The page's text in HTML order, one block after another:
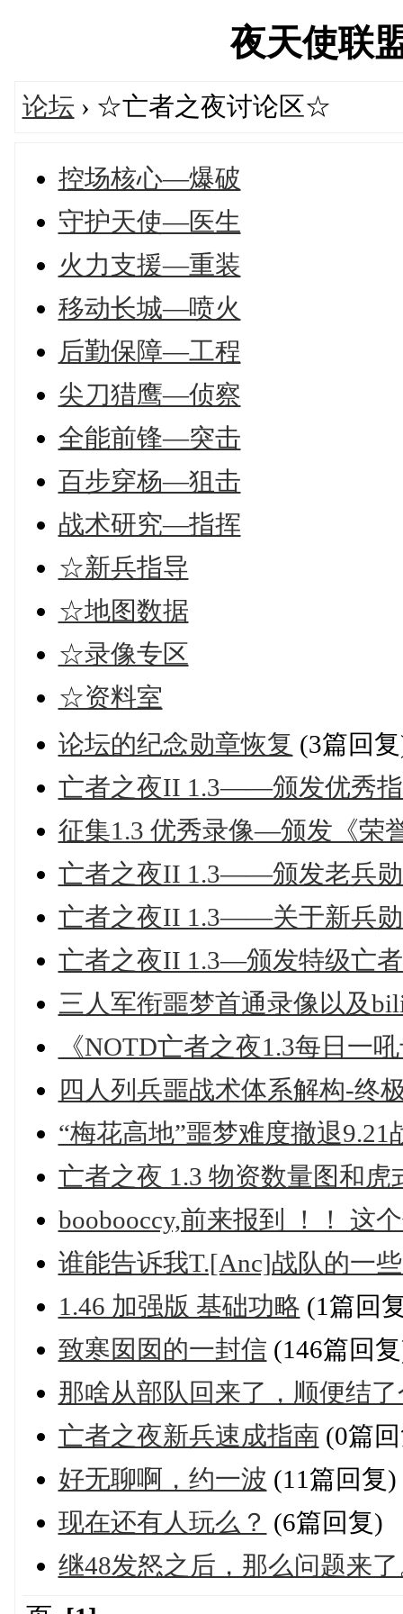
夜天使联
论坛 › ☆亡者之夜讨论区☆
控场核心—爆破
守护天使—医生
火力支援—重装
移动长城—喷火
后勤保障—工程
尖刀猎鹰—侦察
全能前锋—突击
百步穿杨—狙击
战术研究—指挥
☆新兵指导
☆地图数据
☆录像专区
☆资料室
论坛的纪念勋章恢复 (3篇回
亡者之夜II 1.3——颁发优秀
征集1.3 优秀录像—颁发《荣
亡者之夜II 1.3——颁发老兵
亡者之夜II 1.3——关于新兵
亡者之夜II 1.3—颁发特级亡
三人军衔噩梦首通录像以及
《NOTD亡者之夜1.3每日一
四人列兵噩战术体系解构-终
“梅花高地”噩梦难度撤退9.21
亡者之夜 1.3 物资数量图和虎
boobooccy,前来报到 ！！ 这
谁能告诉我T.[Anc]战队的一
1.46 加强版 基础功略 (1篇回
致寒囡囡的一封信 (146篇回
那啥从部队回来了，顺便结
亡者之夜新兵速成指南 (0篇
好无聊啊，约一波 (11篇回复)
现在还有人玩么？ (6篇回复)
继48发怒之后，那么问题来